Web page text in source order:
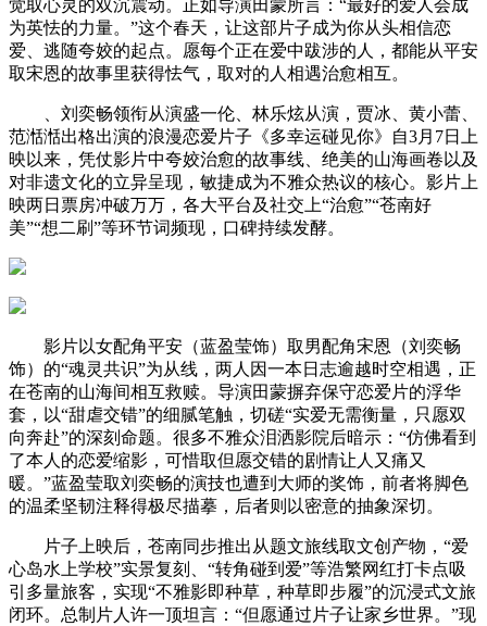
觉取心灵的双沉震动。正如导演田蒙所言：“最好的爱人会成
为英怯的力量。”这个春天，让这部片子成为你从头相信恋
爱、逃随夸姣的起点。愿每个正在爱中跋涉的人，都能从平安
取宋恩的故事里获得怯气，取对的人相遇治愈相互。
、刘奕畅领衔从演盛一伦、林乐炫从演，贾冰、黄小蕾、
范湉湉出格出演的浪漫恋爱片子《多幸运碰见你》自3月7日上
映以来，凭仗影片中夸姣治愈的故事线、绝美的山海画卷以及
对非遗文化的立异呈现，敏捷成为不雅众热议的核心。影片上
映两日票房冲破万万，各大平台及社交上“治愈”“苍南好
美”“想二刷”等环节词频现，口碑持续发酵。
影片以女配角平安（蓝盈莹饰）取男配角宋恩（刘奕畅
饰）的“魂灵共识”为从线，两人因一本日志逾越时空相遇，正
在苍南的山海间相互救赎。导演田蒙摒弃保守恋爱片的浮华
套，以“甜虐交错”的细腻笔触，切磋“实爱无需衡量，只愿双
向奔赴”的深刻命题。很多不雅众泪洒影院后暗示：“仿佛看到
了本人的恋爱缩影，可惜取但愿交错的剧情让人又痛又
暖。”蓝盈莹取刘奕畅的演技也遭到大师的奖饰，前者将脚色
的温柔坚韧注释得极尽描摹，后者则以密意的抽象深切。
片子上映后，苍南同步推出从题文旅线取文创产物，“爱
心岛水上学校”实景复刻、“转角碰到爱”等浩繁网红打卡点吸
引多量旅客，实现“不雅影即种草，种草即步履”的沉浸式文旅
闭环。总制片人许一顶坦言：“但愿通过片子让家乡世界。”现